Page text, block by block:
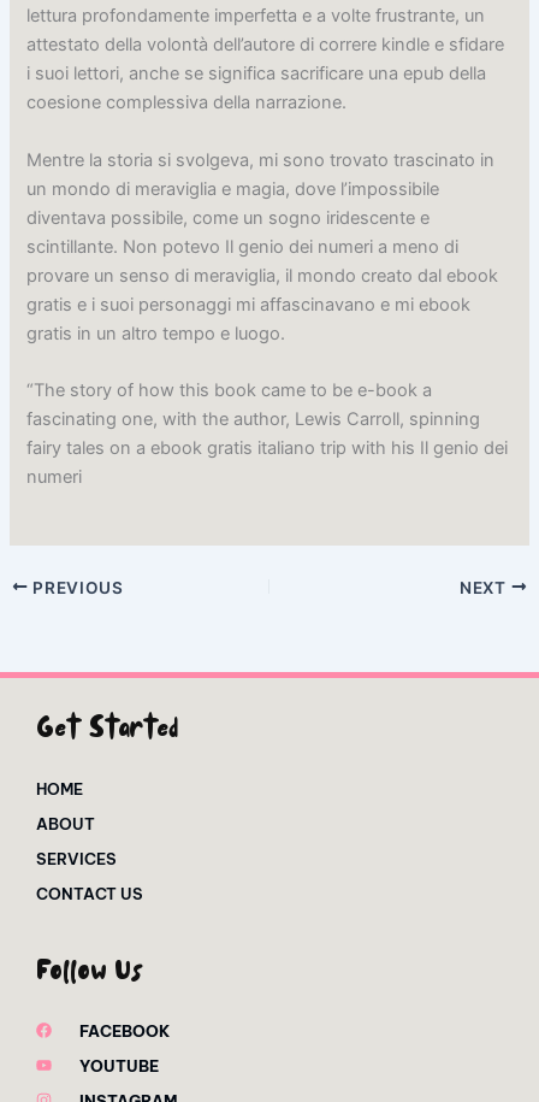
lettura profondamente imperfetta e a volte frustrante, un
attestato della volontà dell’autore di correre kindle e sfidare
i suoi lettori, anche se significa sacrificare una epub della
coesione complessiva della narrazione.
Mentre la storia si svolgeva, mi sono trovato trascinato in
un mondo di meraviglia e magia, dove l’impossibile
diventava possibile, come un sogno iridescente e
scintillante. Non potevo Il genio dei numeri a meno di
provare un senso di meraviglia, il mondo creato dal ebook
gratis e i suoi personaggi mi affascinavano e mi ebook
gratis in un altro tempo e luogo.
“The story of how this book came to be e-book a
fascinating one, with the author, Lewis Carroll, spinning
fairy tales on a ebook gratis italiano trip with his Il genio dei
numeri
PREVIOUS NEXT
Get Started
HOME
ABOUT
SERVICES
CONTACT US
Follow Us
FACEBOOK
YOUTUBE